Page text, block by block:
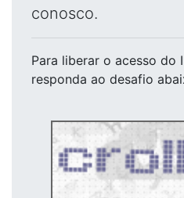
conosco.
Para liberar o acesso do
responda ao desafio